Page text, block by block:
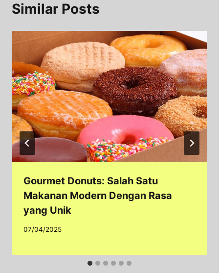
Similar Posts
Gourmet Donuts: Salah Satu
Makanan Modern Dengan Rasa
yang Unik
07/04/2025